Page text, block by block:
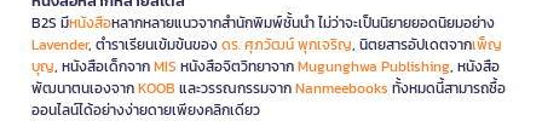
B2S มีหนังสือหลากหลายแนวจากสำนักพิมพ์ชั้นนำ ไม่ว่าจะเป็นนิยายยอดนิยมอย่าง
Lavender, ตำราเรียนเข้มข้นของดร. ศุภวัฒน์ พุกเจริญ, นิตยสารอัปเดตจากเพ็ญ
บุญ, หนังสือเด็กจากMIS หนังสือจิตวิทยาจากMugunghwa Publishing, หนังสือ
พัฒนาตนเองจากKOOB และวรรณกรรมจากNanmeebooks ทั้งหมดนี้สามารถซื้อ
ออนไลน์ได้อย่างง่ายดายเพียงคลิกเดียว